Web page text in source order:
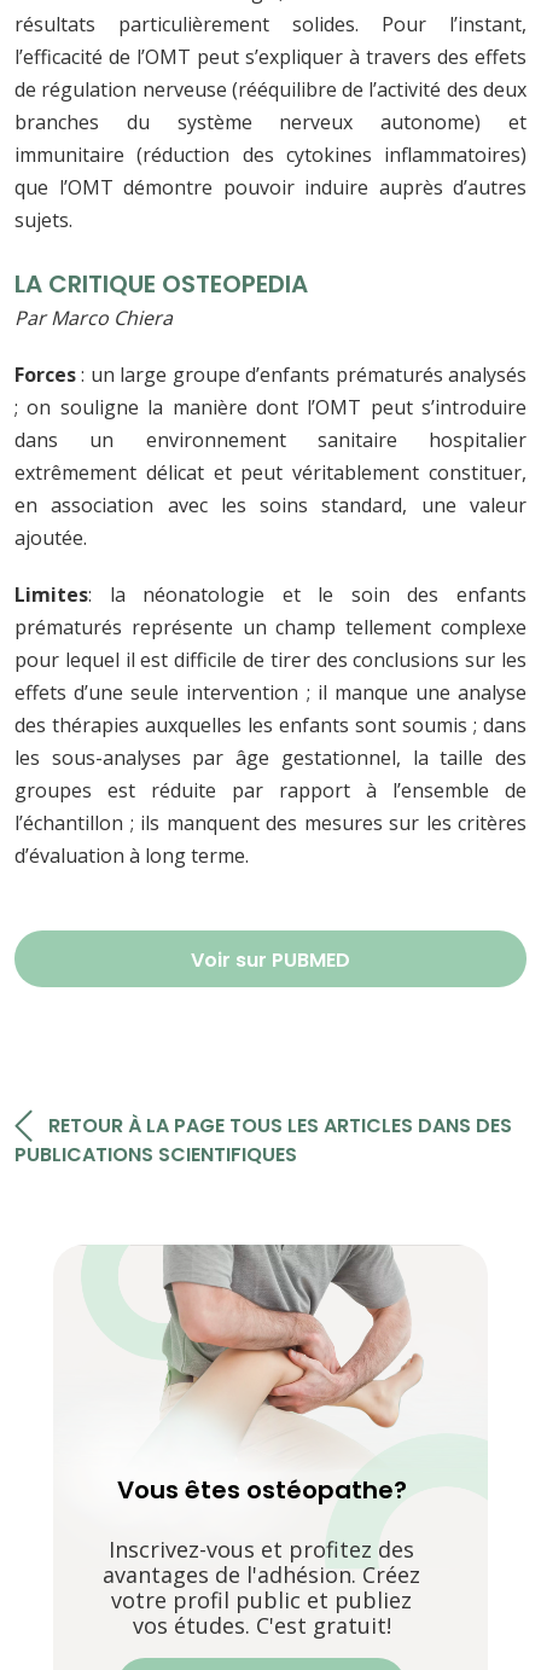
résultats particulièrement solides. Pour l’instant,
l’efficacité de l’OMT peut s’expliquer à travers des effets
de régulation nerveuse (rééquilibre de l’activité des deux
branches du système nerveux autonome) et
immunitaire (réduction des cytokines inflammatoires)
que l’OMT démontre pouvoir induire auprès d’autres
sujets.
LA CRITIQUE OSTEOPEDIA
Par Marco Chiera
Forces: un large groupe d’enfants prématurés analysés
; on souligne la manière dont l’OMT peut s’introduire
dans un environnement sanitaire hospitalier
extrêmement délicat et peut véritablement constituer,
en association avec les soins standard, une valeur
ajoutée.
Limites: la néonatologie et le soin des enfants
prématurés représente un champ tellement complexe
pour lequel il est difficile de tirer des conclusions sur les
effets d’une seule intervention ; il manque une analyse
des thérapies auxquelles les enfants sont soumis ; dans
les sous-analyses par âge gestationnel, la taille des
groupes est réduite par rapport à l’ensemble de
l’échantillon ; ils manquent des mesures sur les critères
d’évaluation à long terme.
Voir sur PUBMED
RETOUR À LA PAGE TOUS LES ARTICLES DANS DES
PUBLICATIONS SCIENTIFIQUES
Vous êtes ostéopathe?
Inscrivez-vous et profitez des
avantages de l'adhésion. Créez
votre profil public et publiez
vos études. C'est gratuit!